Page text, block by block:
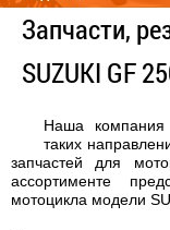
Запчасти,
SUZUKI GF
Наша компания
таких
запчастей для
ассортименте
мотоцикла модели